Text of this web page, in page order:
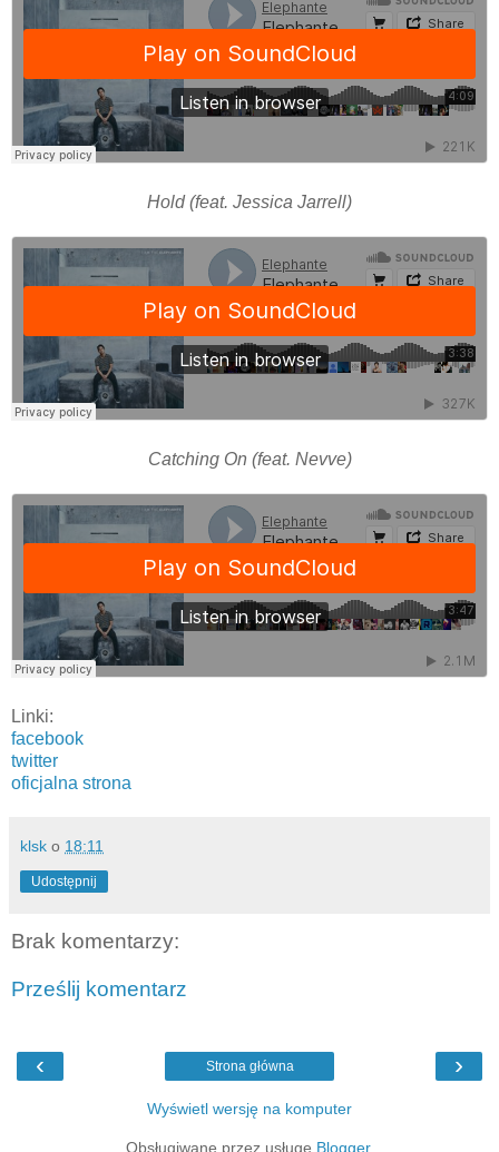
Hold (feat. Jessica Jarrell)
Catching On (feat. Nevve)
Linki:
facebook
twitter
oficjalna strona
klsk o 18:11
Udostępnij
Brak komentarzy:
Prześlij komentarz
‹ ›
Strona główna
Wyświetl wersję na komputer
Obsługiwane przez usługę Blogger.